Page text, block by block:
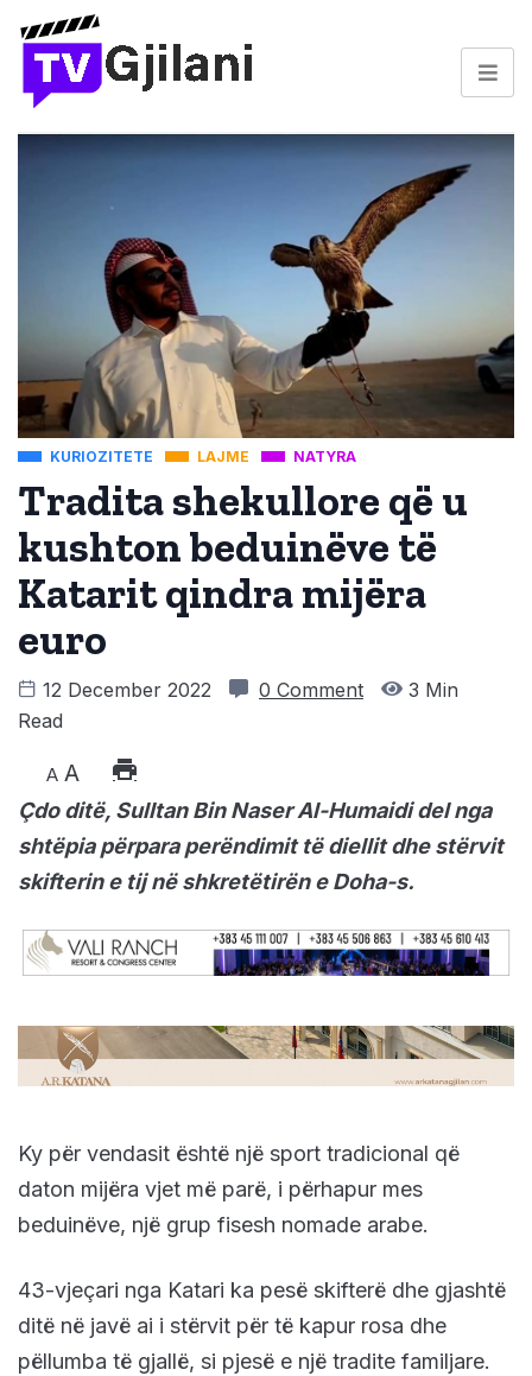
KURIOZITETE LAJME NATYRA
Tradita shekullore që u
kushton beduinëve të
Katarit qindra mijëra
euro
12 December 2022 0 Comment
3 Min
Read
A A
Çdo ditë, Sulltan Bin Naser Al-Humaidi del nga
shtëpia përpara perëndimit të diellit dhe stërvit
skifterin e tij në shkretëtirën e Doha-s.
Ky për vendasit është një sport tradicional që
daton mijëra vjet më parë, i përhapur mes
beduinëve, një grup fisesh nomade arabe.
43-vjeçari nga Katari ka pesë skifterë dhe gjashtë
ditë në javë ai i stërvit për të kapur rosa dhe
pëllumba të gjallë, si pjesë e një tradite familjare.